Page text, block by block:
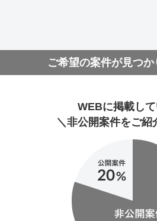
ご希望の案件が見つか
WEBに掲載し
＼非公開案件をご紹